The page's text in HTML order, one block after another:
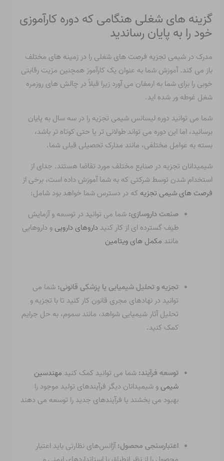
گزینه های شغلی هنگامی که دوره کارآموزی
خود را به پایان رساندید
مدرک در شیمی تجزیه فرصت های شغلی را در زمینه های مختلف
باز می کند. آموزش شما به عنوان یک کارآموز همچنین مزیت رقابتی
خوبی را برای شما به ارمغان می آورد زیرا قبلاً در چالش های روزمره
شغل غوطه ور شده اید.
شما می توانید دوره لیسانس شیمی تجزیه را در سه سال به پایان
برسانید، اما این دوره می تواند طولانی تر یا حتی کوتاه تر باشد،
بسته به عوامل مختلفی، مانند مدارک تحصیلی قبلی شما.
شیمیدانان تجزیه در صنایع مختلف مورد تقاضا هستند. جدای از
استخدام شدن توسط شرکتی که به شما آموزش داده است، برخی از
فرصت های شیمی تجزیه که در دسترس شما خواهد بود شامل:
صنعت داروسازی: شما می توانید در توسعه و آزمایش
طیف گسترده ای از کار کنید داروهای دارویی و داروهایی
مانند مکمل های ویتامین
تجزیه و تحلیل شیمیایی یا پزشکی قانونی: شما می
توانید در نهادهای مجری قانون کار کنید تا با تجزیه و
تحلیل آثار شیمیایی شواهد، مانند سموم، به حل جرایم
کمک کنید.
توسعه فرآیند: شما می توانید کمک کنید مهندسین
شیمی و شیمیدانان دیگر فرآیندهای تولید موجود را
بهبود می بخشند یا فرآیندهای جدید را توسعه می دهند
اعتبارسنجی محصول:آژانس‌های نظارتی باید اعتبار